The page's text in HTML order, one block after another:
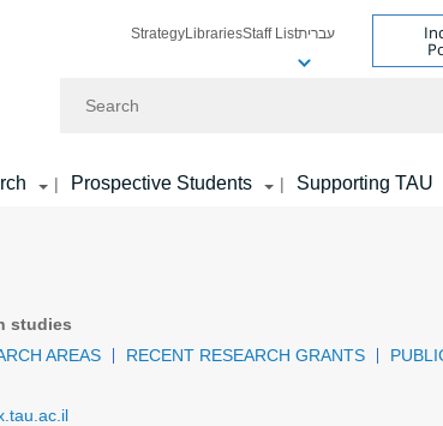
StrategyLibrariesStaff Listעברית
| Prospective Students | Supporting TAU
studies
AREAS RECENT RESEARCH GRANTS